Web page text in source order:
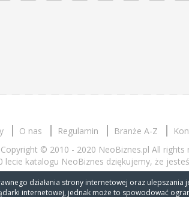
działania strony internetowej oraz
internetowej, jednak może to spowodować
O nas Regulamin Branże A-Z
Copyright © 2010 - 2020 NeoBiznes.pl All rights
lecie katalogu NeoBiznes dziękujemy, że